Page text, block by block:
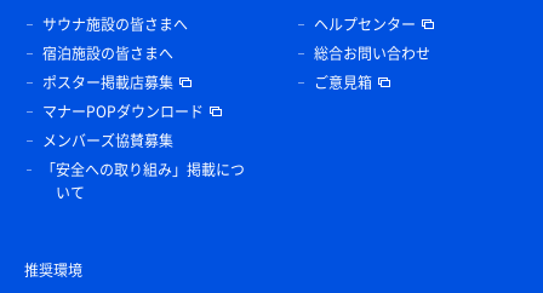
サウナ施設の皆さまへ
宿泊施設の皆さまへ
ポスター掲載店募集
マナーPOPダウンロード
メンバーズ協賛募集
「安全への取り組み」掲載につ
いて
ヘルプセンター
総合お問い合わせ
ご意見箱
推奨環境